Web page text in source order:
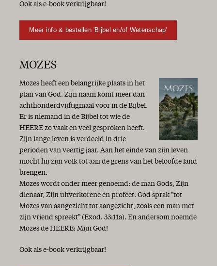
Ook als e-book verkrijgbaar!
Meer info & bestellen 'Bijbel en/of Wetenschap'
MOZES
Mozes heeft een belangrijke plaats in het
plan van God. Zijn naam komt meer dan
achthonderdvijftigmaal voor in de Bijbel.
Er is niemand in de Bijbel tot wie de
HEERE zo vaak en veel gesproken heeft.
Zijn lange leven is verdeeld in drie
perioden van veertig jaar. Aan het einde van zijn leven
mocht hij zijn volk tot aan de grens van het beloofde land
brengen.
Mozes wordt onder meer genoemd: de man Gods, Zijn
dienaar, Zijn uitverkorene en profeet. God sprak "tot
Mozes van aangezicht tot aangezicht, zoals een man met
zijn vriend spreekt" (Exod. 33:11a). En andersom noemde
Mozes de HEERE: Mijn God!
Ook als e-book verkrijgbaar!